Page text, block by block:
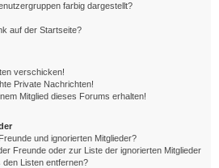
farbig dargestellt?
auf der Startseite?
verschicken!
Private Nachrichten!
Mitglied dieses Forums erhalten!
und ignorierten Mitglieder?
Freunde oder zur Liste der ignorierten Mitglieder
Listen entfernen?